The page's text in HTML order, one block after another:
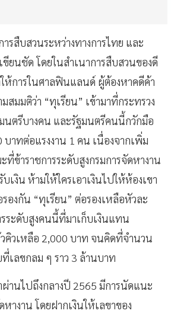
รสืบสวนระหว่างทางการไทย และ
นชัด โดยในสำเนาการสืบสวนของดี
ห้การในศาลฟินแลนด์ ผู้ต้องหาคดีค้า
มติว่า “ทุเรียน” เข้ามาที่กระทรวง
นตรีบางคน และรัฐมนตรีคนนี้กวักมือ
บาทต่อแรงงาน 1 คน เนื่องจากเพิ่ม
ที่ข้าราชการระดับสูงกรมการจัดหางาน
เงิน ห้ามให้ใครเอาเงินไปให้ห้องเขา
องกัน “ทุเรียน” ต่อรองเหลือหัวละ
ระดับสูงคนนี้ที่มาเก็บเงินแทน
คิวเหลือ 2,000 บาท จนคิดที่จำนวน
เลขกลม ๆ ราว 3 ล้านบาท
านไปถึงกลางปี 2565 มีการนัดแนะ
างาน โดยฝากเงินให้เลขาของ